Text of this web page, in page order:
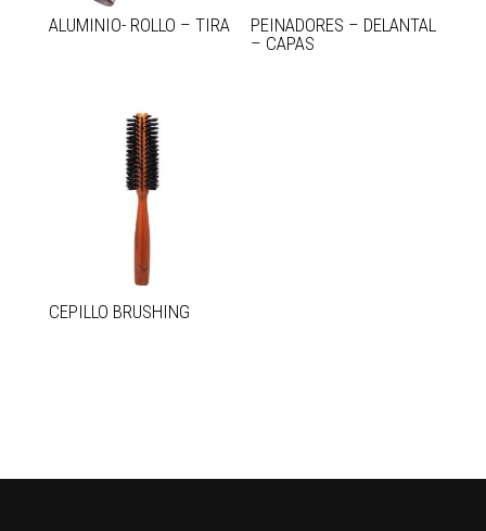
ALUMINIO- ROLLO – TIRA
PEINADORES – DELANTAL
– CAPAS
CEPILLO BRUSHING